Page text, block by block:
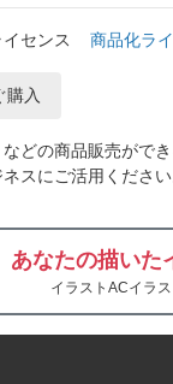
センス 商品化ラ
購入
どの商品販売ができ
スにご活用ください
あなたの描いた
イラストACイラ